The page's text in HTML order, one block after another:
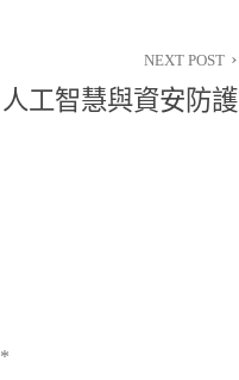
NEXT POST
人工智慧與資安防護
*